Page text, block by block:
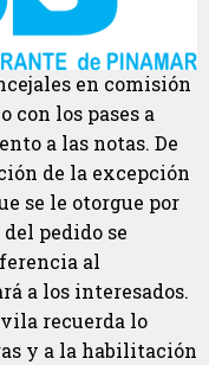
en comisión
con los pases a
a las notas. De
de la excepción
se le otorgue por
pedido se
al
a los interesados.
recuerda lo
y a la habilitación